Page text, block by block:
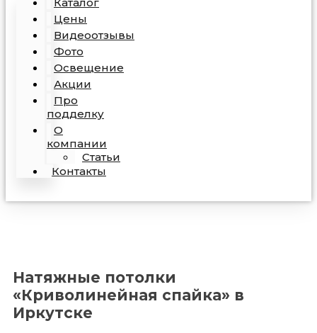
Цены
Видеоотзывы
Фото
Освещение
Акции
Про
подделку
О
компании
Статьи
Контакты
Натяжные потолки
«Криволинейная спайка» в
Иркутске